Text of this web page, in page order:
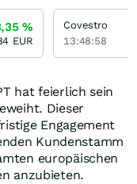
hat feierlich sein
Dieser
Engagement
Kundenstamm
europäischen
anzubieten.
%
EUR
Covestro
13:48:58